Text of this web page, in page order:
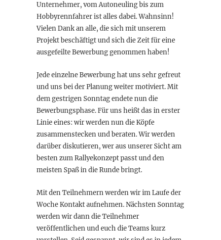
Unternehmer, vom Autoneuling bis zum
Hobbyrennfahrer ist alles dabei. Wahnsinn!
Vielen Dank an alle, die sich mit unserem
Projekt beschäftigt und sich die Zeit für eine
ausgefeilte Bewerbung genommen haben!
Jede einzelne Bewerbung hat uns sehr gefreut
und uns bei der Planung weiter motiviert. Mit
dem gestrigen Sonntag endete nun die
Bewerbungsphase. Für uns heißt das in erster
Linie eines: wir werden nun die Köpfe
zusammenstecken und beraten. Wir werden
darüber diskutieren, wer aus unserer Sicht am
besten zum Rallyekonzept passt und den
meisten Spaß in die Runde bringt.
Mit den Teilnehmern werden wir im Laufe der
Woche Kontakt aufnehmen. Nächsten Sonntag
werden wir dann die Teilnehmer
veröffentlichen und euch die Teams kurz